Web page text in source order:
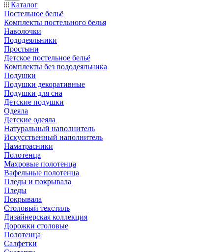
Каталог
Постельное бельё
Комплекты постельного белья
Наволочки
Пододеяльники
Простыни
Детское постельное бельё
Комплекты без пододеяльника
Подушки
Подушки декоративные
Подушки для сна
Детские подушки
Одеяла
Детские одеяла
Натуральный наполнитель
Искуcственный наполнитель
Наматрасники
Полотенца
Махровые полотенца
Вафельные полотенца
Пледы и покрывала
Пледы
Покрывала
Столовый текстиль
Дизайнерская коллекция
Дорожки столовые
Полотенца
Салфетки